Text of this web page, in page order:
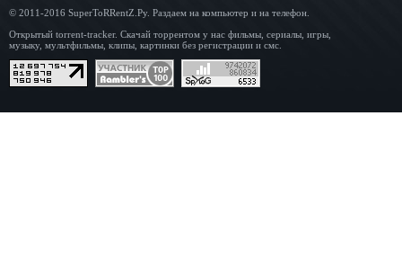
© 2011-2016 SuperToRRentZ.Ру. Раздаем на компьютер и на телефон.
Открытый torrent-tracker. Скачай торрентом у нас фильмы, сериалы, игры,
музыку, мультфильмы, клипы, картинки без регистрации и смс.